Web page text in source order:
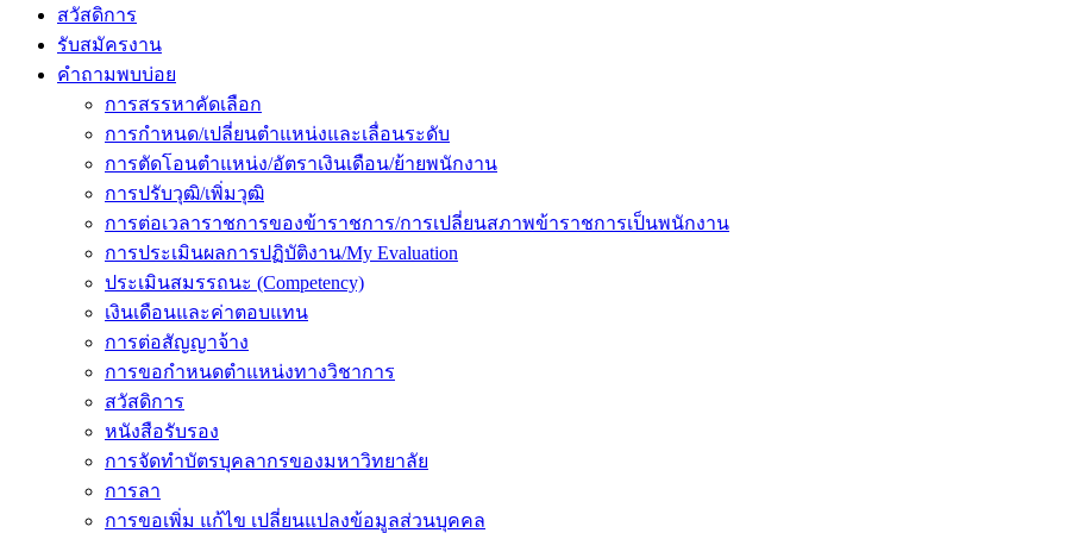
สวัสดิการ
รับสมัครงาน
คำถามพบบ่อย
การสรรหาคัดเลือก
การกำหนด/เปลี่ยนตำแหน่งและเลื่อนระดับ
การตัดโอนตำแหน่ง/อัตราเงินเดือน/ย้ายพนักงาน
การปรับวุฒิ/เพิ่มวุฒิ
การต่อเวลาราชการของข้าราชการ/การเปลี่ยนสภาพข้าราชการเป็นพนักงาน
การประเมินผลการปฏิบัติงาน/My Evaluation
ประเมินสมรรถนะ (Competency)
เงินเดือนและค่าตอบแทน
การต่อสัญญาจ้าง
การขอกำหนดตำแหน่งทางวิชาการ
สวัสดิการ
หนังสือรับรอง
การจัดทำบัตรบุคลากรของมหาวิทยาลัย
การลา
การขอเพิ่ม แก้ไข เปลี่ยนแปลงข้อมูลส่วนบุคคล